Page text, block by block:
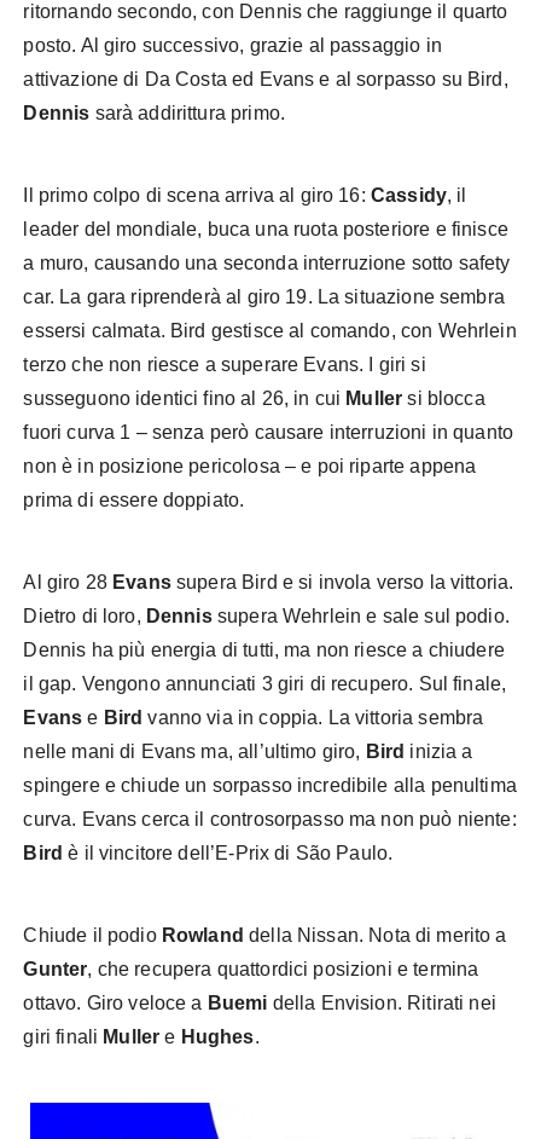
ritornando secondo, con Dennis che raggiunge il quarto
posto. Al giro successivo, grazie al passaggio in
attivazione di Da Costa ed Evans e al sorpasso su Bird,
Dennis sarà addirittura primo.
Il primo colpo di scena arriva al giro 16: Cassidy, il
leader del mondiale, buca una ruota posteriore e finisce
a muro, causando una seconda interruzione sotto safety
car. La gara riprenderà al giro 19. La situazione sembra
essersi calmata. Bird gestisce al comando, con Wehrlein
terzo che non riesce a superare Evans. I giri si
susseguono identici fino al 26, in cui Muller si blocca
fuori curva 1 – senza però causare interruzioni in quanto
non è in posizione pericolosa – e poi riparte appena
prima di essere doppiato.
Al giro 28 Evanssupera Bird e si invola verso la vittoria.
Dietro di loro, Dennissupera Wehrlein e sale sul podio.
Dennis ha più energia di tutti, ma non riesce a chiudere
il gap. Vengono annunciati 3 giri di recupero. Sul finale,
Evans e Bird vanno via in coppia. La vittoria sembra
nelle mani di Evans ma, all’ultimo giro, Bird inizia a
spingere e chiude un sorpasso incredibile alla penultima
curva. Evans cerca il controsorpasso ma non può niente:
Bird è il vincitore dell’E-Prix di São Paulo.
Chiude il podio Rowland della Nissan. Nota di merito a
Gunter, che recupera quattordici posizioni e termina
ottavo. Giro veloce a Buemi della Envision. Ritirati nei
giri finali Muller e Hughes.